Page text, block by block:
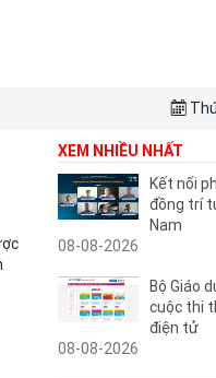
XEM NHIỀU NHẤT
Kết nối
đồng trí
Nam
08-08-2026
Bộ Giáo
cuộc thi
điện tử
08-08-2026